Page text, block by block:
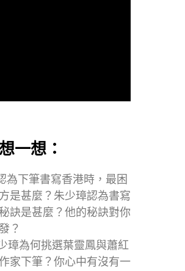
一想：
為下筆書寫香港時，最困
是甚麼？朱少璋認為書寫
訣是甚麼？他的秘訣對你
？
璋為何挑選葉靈鳳與蕭紅
家下筆？你心中有沒有一